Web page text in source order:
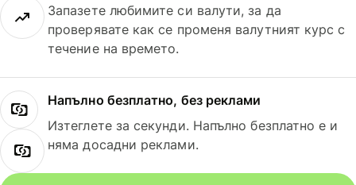
Запазете любимите си валути, за да
проверявате как се променя валутният курс с
течение на времето.
Напълно безплатно, без реклами
Изтеглете за секунди. Напълно безплатно е и
няма досадни реклами.